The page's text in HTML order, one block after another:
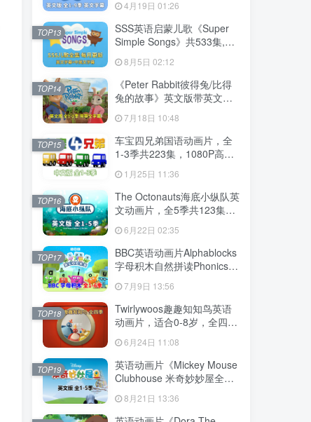
频，百度云网盘下载！
4月19日 01:26
SSS英语启蒙儿歌《Super
Simple Songs》共533集,
+中英文字幕+配套音频
MP3，百度云网盘下载！
8月5日 02:12
TOP13
《Peter Rabbit彼得兔/比得
兔的故事》英文版带英文字
片，带配套音频MP3，百度
云网盘下载！
7月18日 10:48
TOP14
车宝四兄弟国语动画片，全
1-3季共223集，1080P高清
盘下载
1月25日 11:36
TOP15
The Octonauts海底小纵队英
文动画片，全5季共123集，
幕，带配套音频MP3，百度
云网盘下载
6月22日 02:35
TOP16
BBC英语动画片Alphablocks
字母积木自然拼读Phonics，
视频带英文字幕，百度云网
盘下载！
7月9日 13:56
TOP17
Twirlywoos趣趣知知鸟英语
动画片，适合0-8岁，全四季
共100集，1080P高清视频带
英文字幕，百度云网盘下载
6月24日 11:08
TOP18
英语动画片《Mickey Mouse
Clubhouse 米奇妙妙屋全
集》全五季共148集，1080P
高清视频带英文字幕，带配
套音频MP3，百度云网盘下
8月21日 13:36
TOP19